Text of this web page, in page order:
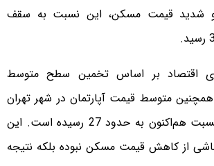
قیمت مسکن، این نسبت به سقف
اقتصاد بر اساس تخمین سطح متوسط
متوسط قیمت آپارتمان در شهر تهران
نشان می‌دهد این نسبت هم‌‌‌‌اکنون به حدود 27 رسیده است. این
از کاهش قیمت مسکن نبوده بلکه نتیجه